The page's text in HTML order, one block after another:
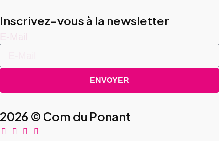
Inscrivez-vous à la newsletter
ENVOYER
2026 © Com du Ponant